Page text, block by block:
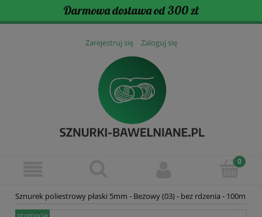
Darmowa dostawa od 300 zł
Zarejestruj się Zaloguj się
Sznurek poliestrowy płaski 5mm - Beżowy (03) - bez rdzenia - 100m
promocja